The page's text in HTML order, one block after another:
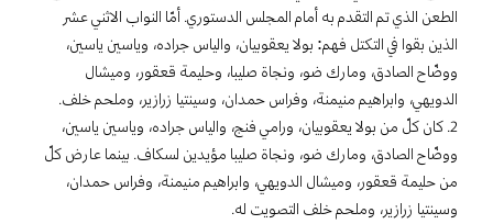
الطعن الذي تم التقدم به أمام المجلس الدستوري. أمّا النواب الاثني عشر
الذين بقوا في التكتل فهم: بولا يعقوبيان، والياس جراده، وياسين ياسين،
ووضّاح الصادق، ومارك ضو، ونجاة صليبا، وحليمة قعقور، وميشال
الدويهي، وابراهيم منيمنة، وفراس حمدان، وسينتيا زرازير، وملحم خلف.
2. كان كلّ من بولا يعقوبيان، ورامي فنج، والياس جراده، وياسين ياسين،
ووضّاح الصادق، ومارك ضو، ونجاة صليبا مؤيدين لسكاف. بينما عارض كلّ
من حليمة قعقور، وميشال الدويهي، وابراهيم منيمنة، وفراس حمدان،
وسينتيا زرازير، وملحم خلف التصويت له.